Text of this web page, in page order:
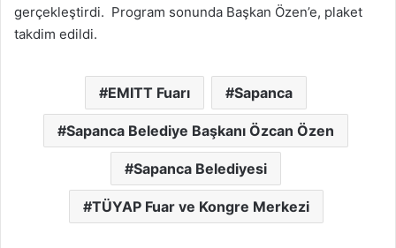
gerçekleştirdi. Program sonunda Başkan Özen’e, plaket
takdim edildi.
EMITT Fuarı Sapanca
Sapanca Belediye Başkanı Özcan Özen
Sapanca Belediyesi
TÜYAP Fuar ve Kongre Merkezi